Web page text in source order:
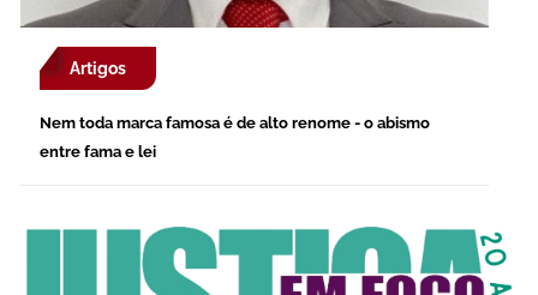
Artigos
Nem toda marca famosa é de alto renome - o abismo
entre fama e lei